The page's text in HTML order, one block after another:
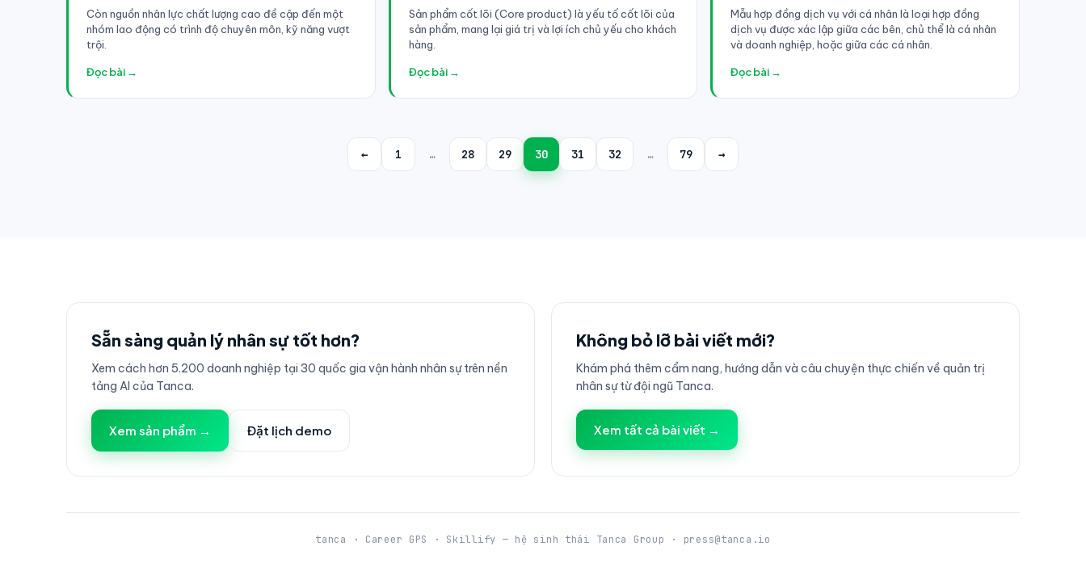
Còn nguồn nhân lực chất lượng cao đề cập đến một
nhóm lao động có trình độ chuyên môn, kỹ năng vượt
trội.
Đọc bài →
Sản phẩm cốt lõi (Core product) là yếu tố cốt lõi của
sản phẩm, mang lại giá trị và lợi ích chủ yếu cho khách
hàng.
Đọc bài →
Mẫu hợp đồng dịch vụ với cá nhân là loại hợp đồng
dịch vụ được xác lập giữa các bên, chủ thể là cá nhân
và doanh nghiệp, hoặc giữa các cá nhân.
Đọc bài →
← 1 … 28 29 30 31 32 … 79 →
Sẵn sàng quản lý nhân sự tốt hơn?
Xem cách hơn 5.200 doanh nghiệp tại 30 quốc gia vận hành nhân sự trên nền
tảng AI của Tanca.
Xem sản phẩm → Đặt lịch demo
Không bỏ lỡ bài viết mới?
Khám phá thêm cẩm nang, hướng dẫn và câu chuyện thực chiến về quản trị
nhân sự từ đội ngũ Tanca.
Xem tất cả bài viết →
tanca · Career GPS · Skillify — hệ sinh thái Tanca Group · press@tanca.io